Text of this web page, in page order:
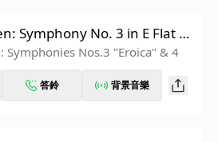
Symphony No. 3 in E Flat M
"Eroica": IV. Finale. Allegro
Symphonies Nos.3 "Eroica" & 4
答鈴 背景音樂